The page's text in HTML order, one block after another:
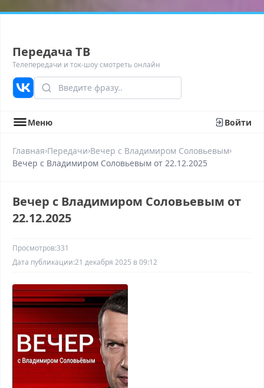
Передача ТВ
Телепередачи и ток-шоу смотреть онлайн
Меню Войти
Главная›Передачи›Вечер с Владимиром Соловьевым›
Вечер с Владимиром Соловьевым от 22.12.2025
Вечер с Владимиром Соловьевым от
22.12.2025
Просмотров:331
Дата публикации:21 декабря 2025 в 09:12